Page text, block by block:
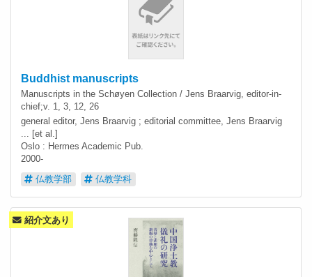
Buddhist manuscripts
Manuscripts in the Schøyen Collection / Jens Braarvig, editor-in-
chief;v. 1, 3, 12, 26
general editor, Jens Braarvig ; editorial committee, Jens Braarvig
... [et al.]
Oslo : Hermes Academic Pub.
2000-
仏教学部 仏教学科
紹介文あり